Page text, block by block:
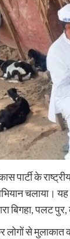
पार्टी के
चलाया।
बिगहा, पलट
से मुलाकात